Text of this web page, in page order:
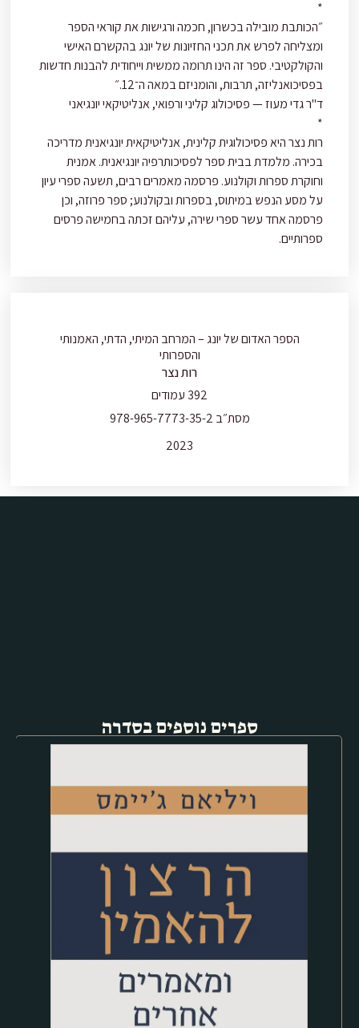
*
״הכותבת מובילה בכשרון, חכמה ורגישות את קוראי הספר
ומצליחה לפרש את תכני החזיונות של יונג בהקשרם האישי
והקולקטיבי. ספר זה הינו תרומה ממשית וייחודית להבנות חדשות
בפסיכואנליזה, תרבות, והומניזם במאה ה־12.״
ד"ר גדי מעוז — פסיכולוג קליני ורפואי, אנליטיקאי יונגיאני
*
רות נצר היא פסיכולוגית קלינית, אנליטיקאית יונגיאנית מדריכה
בכירה. מלמדת בבית ספר לפסיכותרפיה יונגיאנית. אמנית
וחוקרת ספרות וקולנוע. פרסמה מאמרים רבים, תשעה ספרי עיון
על מסע הנפש במיתוס, בספרות ובקולנוע; ספר פרוזה, וכן
פרסמה אחד עשר ספרי שירה, עליהם זכתה בחמישה פרסים
ספרותיים.
הספר האדום של יונג – המרחב המיתי, הדתי, האמנותי
והספרותי
רות נצר
392 עמודים
מסת״ב 978-965-7773-35-2
2023
ספרים נוספים בסדרה